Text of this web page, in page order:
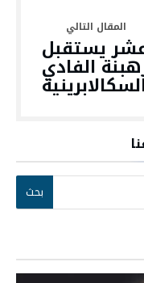
عشر يستقبل
الفادي